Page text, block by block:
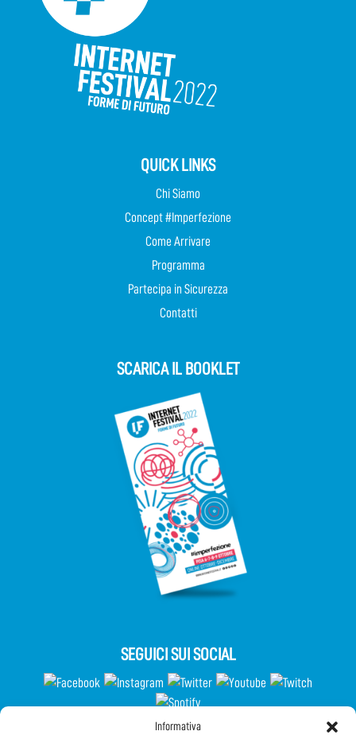
Informativa
QUICK LINKS
Chi Siamo
Concept #Imperfezione
Come Arrivare
Programma
Partecipa in Sicurezza
Contatti
SCARICA IL BOOKLET
SEGUICI SUI SOCIAL